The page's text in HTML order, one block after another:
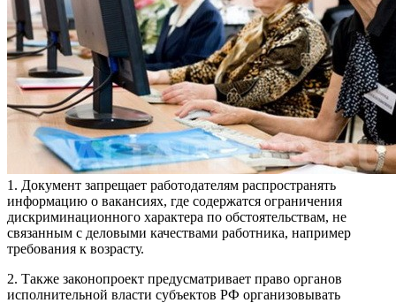
1. Документ запрещает работодателям распространять
информацию о вакансиях, где содержатся ограничения
дискриминационного характера по обстоятельствам, не
связанным с деловыми качествами работника, например
требования к возрасту.
2. Также законопроект предусматривает право органов
исполнительной власти субъектов РФ организовывать